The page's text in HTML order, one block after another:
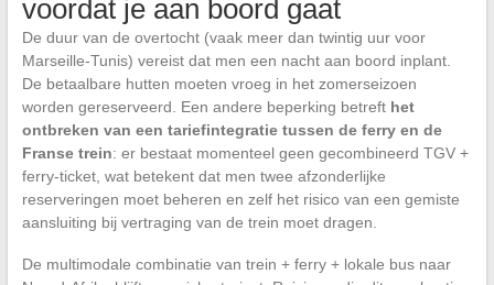
voordat je aan boord gaat
De duur van de overtocht (vaak meer dan twintig uur voor
Marseille-Tunis) vereist dat men een nacht aan boord inplant.
De betaalbare hutten moeten vroeg in het zomerseizoen
worden gereserveerd. Een andere beperking betreft het
ontbreken van een tariefintegratie tussen de ferry en de
Franse trein: er bestaat momenteel geen gecombineerd TGV +
ferry-ticket, wat betekent dat men twee afzonderlijke
reserveringen moet beheren en zelf het risico van een gemiste
aansluiting bij vertraging van de trein moet dragen.
De multimodale combinatie van trein + ferry + lokale bus naar